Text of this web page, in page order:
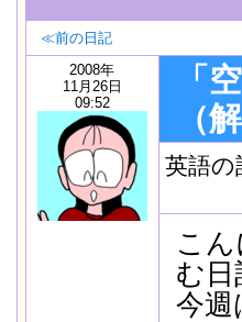
≪前の日記
2008年
11月26日
09:52
「
（
英語の
こん
む
今週